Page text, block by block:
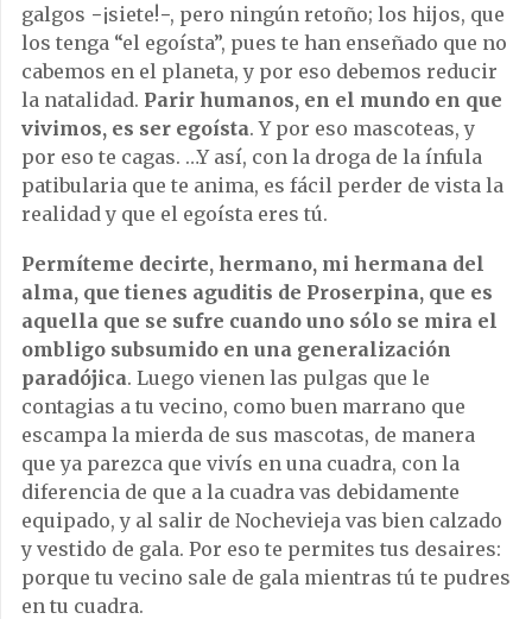
galgos −¡siete!−, pero ningún retoño; los hijos, que
los tenga “el egoísta”, pues te han enseñado que no
cabemos en el planeta, y por eso debemos reducir
la natalidad. Parir humanos, en el mundo en que
vivimos, es ser egoísta. Y por eso mascoteas, y
por eso te cagas. …Y así, con la droga de la ínfula
patibularia que te anima, es fácil perder de vista la
realidad y que el egoísta eres tú.
Permíteme decirte, hermano, mi hermana del
alma, que tienes aguditis de Proserpina, que es
aquella que se sufre cuando uno sólo se mira el
ombligo subsumido en una generalización
paradójica. Luego vienen las pulgas que le
contagias a tu vecino, como buen marrano que
escampa la mierda de sus mascotas, de manera
que ya parezca que vivís en una cuadra, con la
diferencia de que a la cuadra vas debidamente
equipado, y al salir de Nochevieja vas bien calzado
y vestido de gala. Por eso te permites tus desaires:
porque tu vecino sale de gala mientras tú te pudres
en tu cuadra.